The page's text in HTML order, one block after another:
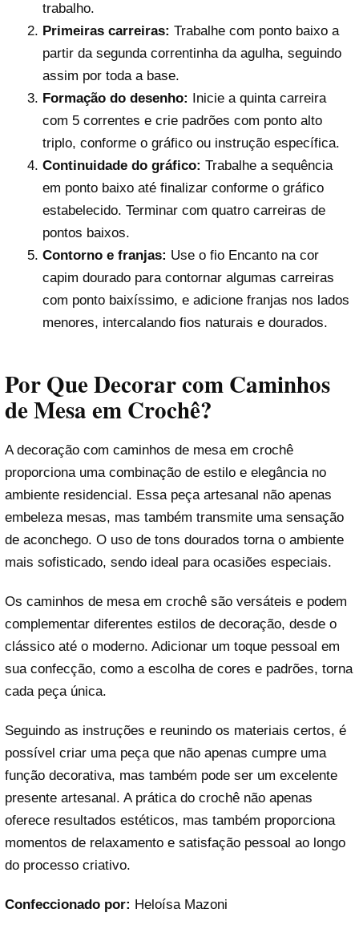
trabalho.
Primeiras carreiras: Trabalhe com ponto baixo a
partir da segunda correntinha da agulha, seguindo
assim por toda a base.
Formação do desenho: Inicie a quinta carreira
com 5 correntes e crie padrões com ponto alto
triplo, conforme o gráfico ou instrução específica.
Continuidade do gráfico: Trabalhe a sequência
em ponto baixo até finalizar conforme o gráfico
estabelecido. Terminar com quatro carreiras de
pontos baixos.
Contorno e franjas: Use o fio Encanto na cor
capim dourado para contornar algumas carreiras
com ponto baixíssimo, e adicione franjas nos lados
menores, intercalando fios naturais e dourados.
Por Que Decorar com Caminhos
de Mesa em Crochê?
A decoração com caminhos de mesa em crochê
proporciona uma combinação de estilo e elegância no
ambiente residencial. Essa peça artesanal não apenas
embeleza mesas, mas também transmite uma sensação
de aconchego. O uso de tons dourados torna o ambiente
mais sofisticado, sendo ideal para ocasiões especiais.
Os caminhos de mesa em crochê são versáteis e podem
complementar diferentes estilos de decoração, desde o
clássico até o moderno. Adicionar um toque pessoal em
sua confecção, como a escolha de cores e padrões, torna
cada peça única.
Seguindo as instruções e reunindo os materiais certos, é
possível criar uma peça que não apenas cumpre uma
função decorativa, mas também pode ser um excelente
presente artesanal. A prática do crochê não apenas
oferece resultados estéticos, mas também proporciona
momentos de relaxamento e satisfação pessoal ao longo
do processo criativo.
Confeccionado por: Heloísa Mazoni